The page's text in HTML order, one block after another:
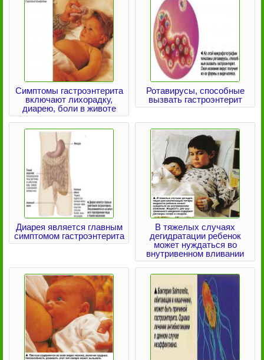
Симптомы гастроэнтерита
включают лихорадку,
диарею, боли в животе
Ротавирусы, способные
вызвать гастроэнтерит
Диарея является главным
симптомом гастроэнтерита
В тяжелых случаях
дегидратации ребенок
может нуждаться во
внутривенном вливании